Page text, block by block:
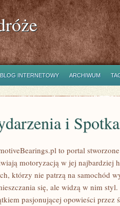
BLOG INTERNETOWY ARCHIWUM
i
to portal
motoryzacją w jej najbardziej
którzy nie patrzą na samochód
się, ale widzą w nim
pasjonującej opowieści przez